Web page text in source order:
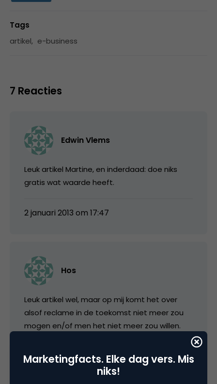
Tags
artikel, e-business
7 Reacties
Edwin Vlems
Leuk artikel Martine, en inderdaad: doe niks
gratis wat waarde heeft.
2 januari 2013 om 17:47
Hos
Leuk artikel wel, maar op mij komt het over
alsof reclame in de toekomst niet meer zou
mogen en/of men het niet meer zou willen.
wel advertenties die worden gemaakt voor
´adverteren om te adverteren´: uitingen die
Marketingfacts. Elke dag vers. Mis
niks!